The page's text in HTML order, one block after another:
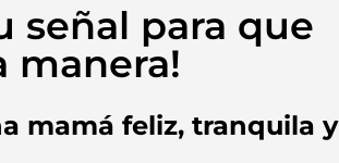
señal para que
manera!
mamá feliz, tranquila y